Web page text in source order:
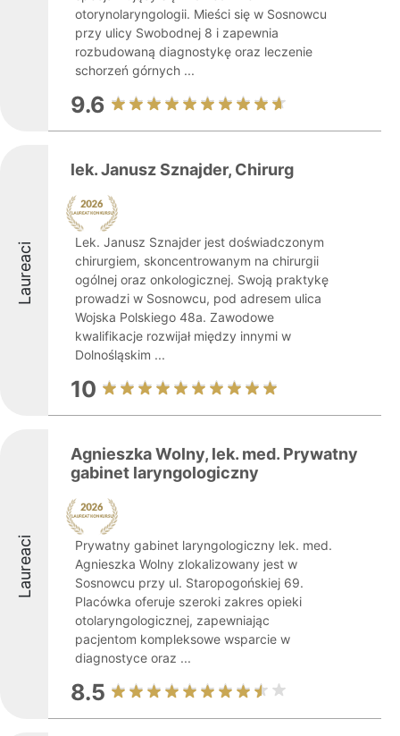
otorynolaryngologii. Mieści się w Sosnowcu
przy ulicy Swobodnej 8 i zapewnia
rozbudowaną diagnostykę oraz leczenie
schorzeń górnych ...
9.6
Laureaci
lek. Janusz Sznajder, Chirurg
Lek. Janusz Sznajder jest doświadczonym
chirurgiem, skoncentrowanym na chirurgii
ogólnej oraz onkologicznej. Swoją praktykę
prowadzi w Sosnowcu, pod adresem ulica
Wojska Polskiego 48a. Zawodowe
kwalifikacje rozwijał między innymi w
Dolnośląskim ...
10
Laureaci
Agnieszka Wolny, lek. med. Prywatny
gabinet laryngologiczny
Prywatny gabinet laryngologiczny lek. med.
Agnieszka Wolny zlokalizowany jest w
Sosnowcu przy ul. Staropogońskiej 69.
Placówka oferuje szeroki zakres opieki
otolaryngologicznej, zapewniając
pacjentom kompleksowe wsparcie w
diagnostyce oraz ...
8.5